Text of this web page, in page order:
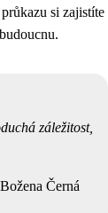
si zajistíte
záležitost,
Božena Černá